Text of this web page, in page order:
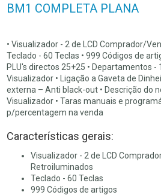
BM1 COMPLETA PLANA
• Visualizador - 2 de LCD Comprador/
Teclado - 60 Teclas • 999 Códigos de
PLU's directos 25+25 • Departamentos -
Visualizador • Ligação a Gaveta de
externa – Anti black-out • Descrição do
Visualizador • Taras manuais e
p/percentagem na venda
Características gerais:
Visualizador - 2 de LCD
Retroiluminados
Teclado - 60 Teclas
999 Códigos de artigos